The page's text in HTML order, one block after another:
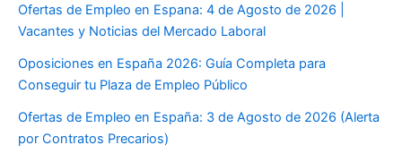
Ofertas de Empleo en Espana: 4 de Agosto de 2026 |
Vacantes y Noticias del Mercado Laboral
Oposiciones en España 2026: Guía Completa para
Conseguir tu Plaza de Empleo Público
Ofertas de Empleo en España: 3 de Agosto de 2026 (Alerta
por Contratos Precarios)